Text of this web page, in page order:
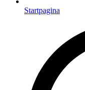
Startpagina